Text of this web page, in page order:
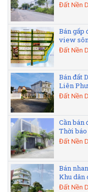
Đất Nền
Bán gấp
view
Đất Nền
Bán đất
Liên
Đất Nền
Cần bán
Thời
Đất Nền
Bán
Khu dân
Đất Nền